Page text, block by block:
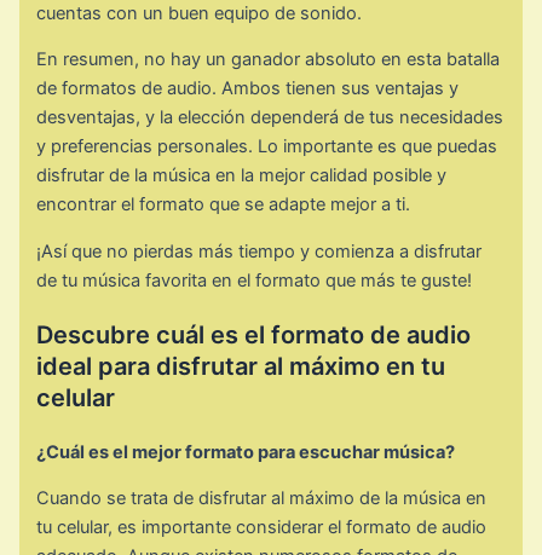
cuentas con un buen equipo de sonido.
En resumen, no hay un ganador absoluto en esta batalla
de formatos de audio. Ambos tienen sus ventajas y
desventajas, y la elección dependerá de tus necesidades
y preferencias personales. Lo importante es que puedas
disfrutar de la música en la mejor calidad posible y
encontrar el formato que se adapte mejor a ti.
¡Así que no pierdas más tiempo y comienza a disfrutar
de tu música favorita en el formato que más te guste!
Descubre cuál es el formato de audio
ideal para disfrutar al máximo en tu
celular
¿Cuál es el mejor formato para escuchar música?
Cuando se trata de disfrutar al máximo de la música en
tu celular, es importante considerar el formato de audio